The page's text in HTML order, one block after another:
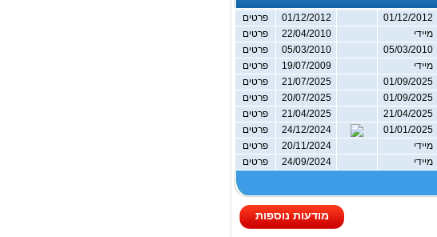
01/12/2012
פרטים
מיידי 22/04/2010
פרטים
05/03/2010
פרטים
מיידי 19/07/2009
פרטים
21/07/2025
פרטים
20/07/2025
פרטים
21/04/2025
פרטים
24/12/2024
פרטים
מיידי 20/11/2024
פרטים
מיידי 24/09/2024 פרטים
מודעות נוספות